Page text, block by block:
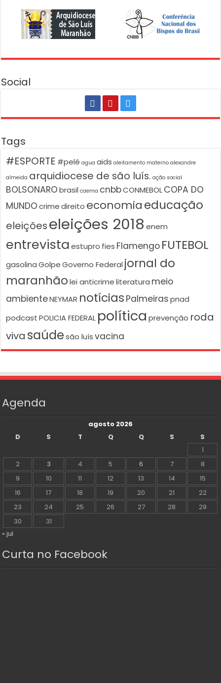
Social
Tags
#ESPORTE #pelé agua aids aleitamento materno alexandre
almeida arquidiocese de são luís. ação social
BOLSONARO brasil caema cnbbCONMEBOLCOPA DO
MUNDO crime direito economiaeducação
eleiçõeseleições 2018 enem
entrevista estupro fies Flamengo FUTEBOL
gasolina Golpe Governo Federal jornal do
maranhão lei anticrime literatura meio
ambienteNEYMAR notícias Palmeiras pnad
podcast POLICIA FEDERAL política prevenção roda
viva saúde são luís vacina
Agenda
agosto 2026
D
S T Q Q S
S
1
2
3 4 5 6 7
8
9
10 11 12 13 14
15
16
17 18 19 20 21
22
23
24 25 26 27 28
29
30
31
« jul
Curta no Facebook